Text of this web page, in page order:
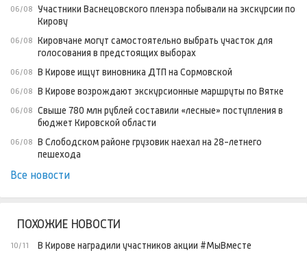
06/08 Участники Васнецовского пленэра побывали на экскурсии по
Кирову
06/08 Кировчане могут самостоятельно выбрать участок для
голосования в предстоящих выборах
06/08 В Кирове ищут виновника ДТП на Сормовской
06/08 В Кирове возрождают экскурсионные маршруты по Вятке
06/08 Свыше 780 млн рублей составили «лесные» поступления в
бюджет Кировской области
06/08 В Слободском районе грузовик наехал на 28-летнего
пешехода
Все новости
ПОХОЖИЕ НОВОСТИ
10/11 В Кирове наградили участников акции #МыВместе